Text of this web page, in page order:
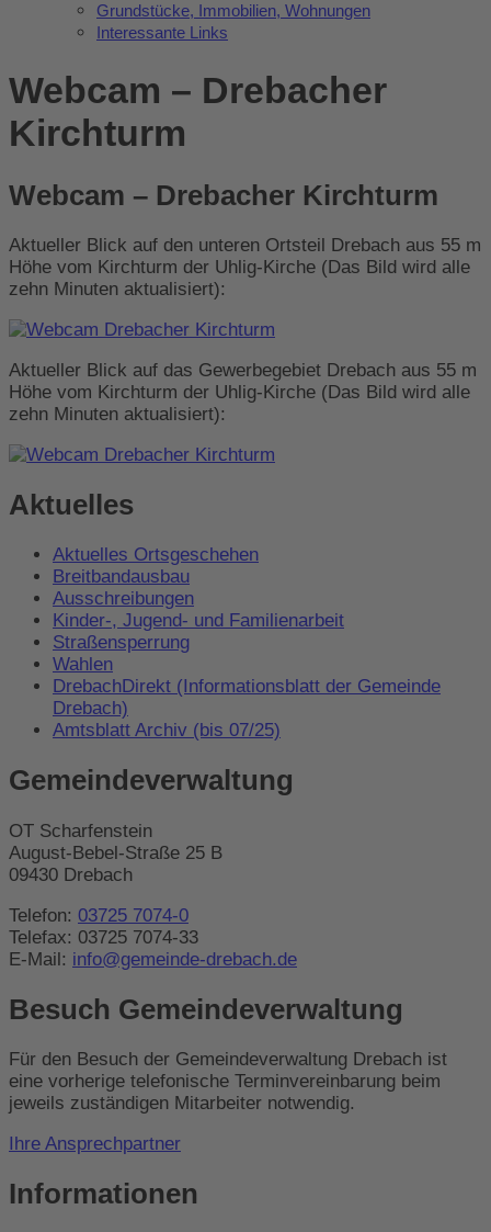
Grundstücke, Immobilien, Wohnungen
Interessante Links
Webcam – Drebacher
Kirchturm
Webcam – Drebacher Kirchturm
Aktueller Blick auf den unteren Ortsteil Drebach aus 55 m
Höhe vom Kirchturm der Uhlig-Kirche (Das Bild wird alle
zehn Minuten aktualisiert):
Aktueller Blick auf das Gewerbegebiet Drebach aus 55 m
Höhe vom Kirchturm der Uhlig-Kirche (Das Bild wird alle
zehn Minuten aktualisiert):
Aktuelles
Aktuelles Ortsgeschehen
Breitbandausbau
Ausschreibungen
Kinder-, Jugend- und Familienarbeit
Straßensperrung
Wahlen
DrebachDirekt (Informationsblatt der Gemeinde
Drebach)
Amtsblatt Archiv (bis 07/25)
Gemeindeverwaltung
OT Scharfenstein
August-Bebel-Straße 25 B
09430 Drebach
Telefon: 03725 7074-0
Telefax: 03725 7074-33
E-Mail: info@gemeinde-drebach.de
Besuch Gemeindeverwaltung
Für den Besuch der Gemeindeverwaltung Drebach ist
eine vorherige telefonische Terminvereinbarung beim
jeweils zuständigen Mitarbeiter notwendig.
Ihre Ansprechpartner
Informationen